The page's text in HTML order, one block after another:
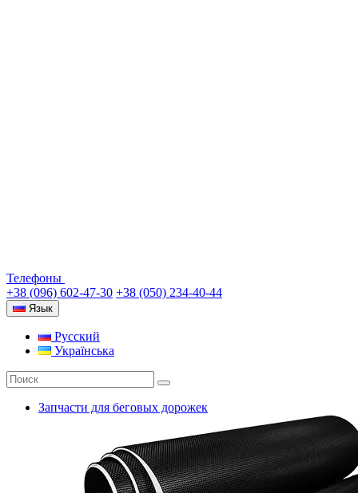
Телефоны
+38 (096) 602-47-30 +38 (050) 234-40-44
Язык
Русский
Українська
Запчасти для беговых дорожек